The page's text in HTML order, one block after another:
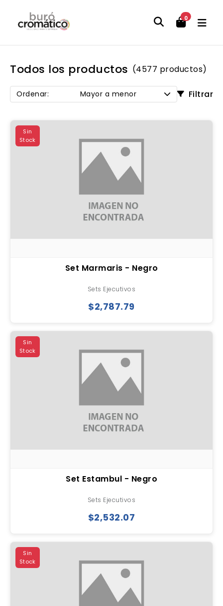
0
Todos los productos (4577 productos)
Ordenar: Mayor a menor Filtrar
Sin
Stock
Set Marmaris - Negro
Sets Ejecutivos
$2,787.79
Sin
Stock
Set Estambul - Negro
Sets Ejecutivos
$2,532.07
Sin
Stock